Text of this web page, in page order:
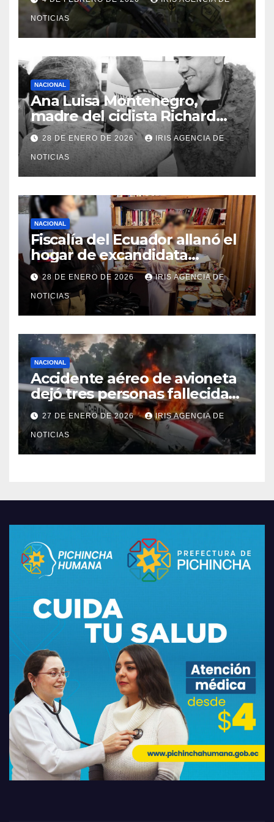
viernes 6 de febrero
NOTICIAS
NACIONAL
Ana Luisa Montenegro,
madre del ciclista Richard
Carapaz falleció en Tulcán, a
los 73 años
28 DE ENERO DE 2026 IRIS AGENCIA DE
NOTICIAS
NACIONAL
Fiscalía del Ecuador allanó el
hogar de excandidata
presidencial vinculada al caso
Caja Chica
28 DE ENERO DE 2026 IRIS AGENCIA DE
NOTICIAS
NACIONAL
Accidente aéreo de avioneta
dejó tres personas fallecidas
en provincia de Morona
Santiago
27 DE ENERO DE 2026 IRIS AGENCIA DE
NOTICIAS